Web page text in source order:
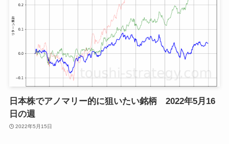
日本株でアノマリー的に狙いたい銘柄 2022年5月16
日の週
2022年5月15日